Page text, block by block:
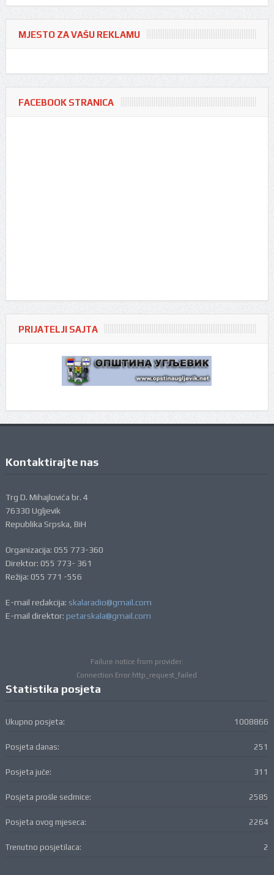
MJESTO ZA VAŠU REKLAMU
FACEBOOK STRANICA
PRIJATELJI SAJTA
Kontaktirajte nas
Trg D. Mihajlovića br. 4
76330 Ugljevik
Republika Srpska, BiH
Organizacija: 055 773-360
Direktor: 055 773- 361
Režija: 055 771 -556
E-mail redakcija: skalaradio@gmail.com
E-mail direktor: petarskala@gmail.com
Failure notice from provider:
Connection Error:http_request_failed
Statistika posjeta
1008866
Ukupno posjeta:
251
Posjeta danas:
311
Posjeta juče:
2585
Posjeta prošle sedmice:
2264
Posjeta ovog mjeseca:
2
Trenutno posjetilaca: